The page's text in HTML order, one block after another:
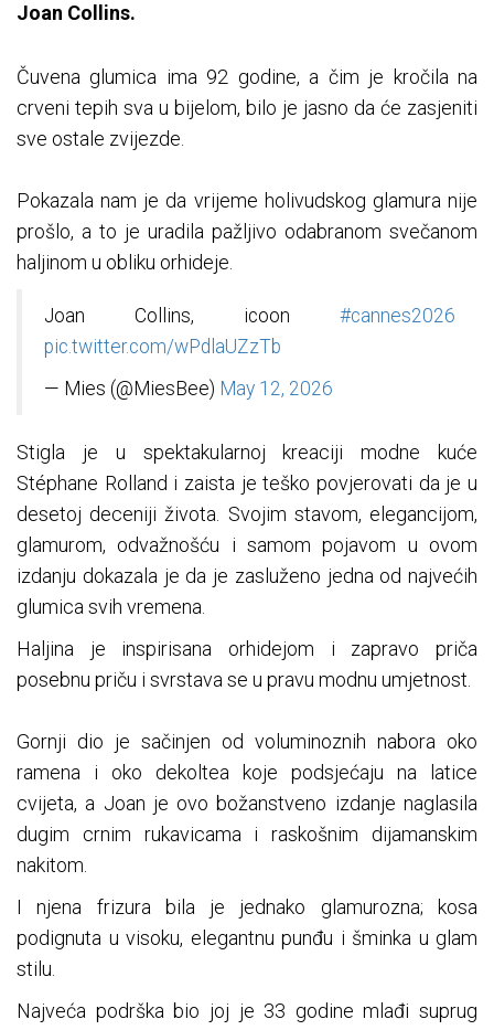
Joan Collins.
Čuvena glumica ima 92 godine, a čim je kročila na
crveni tepih sva u bijelom, bilo je jasno da će zasjeniti
sve ostale zvijezde.
Pokazala nam je da vrijeme holivudskog glamura nije
prošlo, a to je uradila pažljivo odabranom svečanom
haljinom u obliku orhideje.
Joan Collins, icoon #cannes2026
pic.twitter.com/wPdlaUZzTb
— Mies (@MiesBee) May 12, 2026
Stigla je u spektakularnoj kreaciji modne kuće
Stéphane Rolland i zaista je teško povjerovati da je u
desetoj deceniji života. Svojim stavom, elegancijom,
glamurom, odvažnošću i samom pojavom u ovom
izdanju dokazala je da je zasluženo jedna od najvećih
glumica svih vremena.
Haljina je inspirisana orhidejom i zapravo priča
posebnu priču i svrstava se u pravu modnu umjetnost.
Gornji dio je sačinjen od voluminoznih nabora oko
ramena i oko dekoltea koje podsjećaju na latice
cvijeta, a Joan je ovo božanstveno izdanje naglasila
dugim crnim rukavicama i raskošnim dijamanskim
nakitom.
I njena frizura bila je jednako glamurozna; kosa
podignuta u visoku, elegantnu punđu i šminka u glam
stilu.
Najveća podrška bio joj je 33 godine mlađi suprug